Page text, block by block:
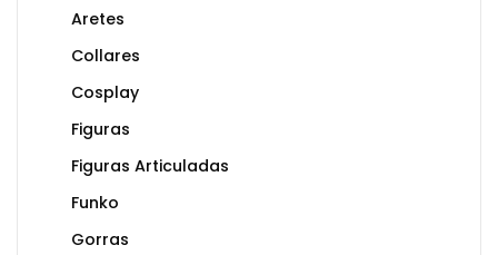
Aretes
Collares
Cosplay
Figuras
Figuras Articuladas
Funko
Gorras